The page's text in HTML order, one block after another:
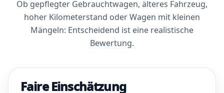
Ob gepflegter Gebrauchtwagen, älteres Fahrzeug,
hoher Kilometerstand oder Wagen mit kleinen
Mängeln: Entscheidend ist eine realistische
Bewertung.
Faire Einschätzung